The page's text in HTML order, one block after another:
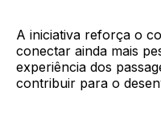
A iniciativa reforça o
conectar ainda mais
experiência dos
contribuir para o